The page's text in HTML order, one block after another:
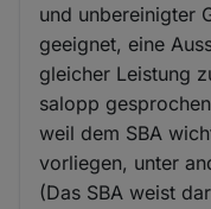
und unbereinigter
geeignet, eine
gleicher Leistung
salopp
weil dem SBA
vorliegen, unter
(Das SBA weist